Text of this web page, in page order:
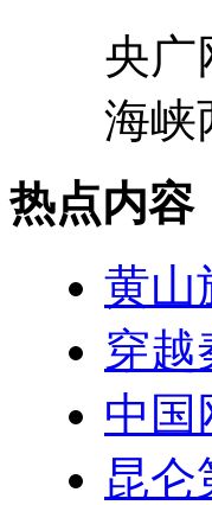
央广
海峡
热点内容
黄山
穿越
中国
昆仑